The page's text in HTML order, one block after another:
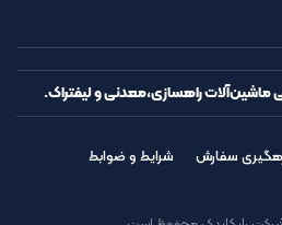
ماشین‌آلات راهسازی،معدنی و لیفتراک.
سفارش
شرایط و ضوابط